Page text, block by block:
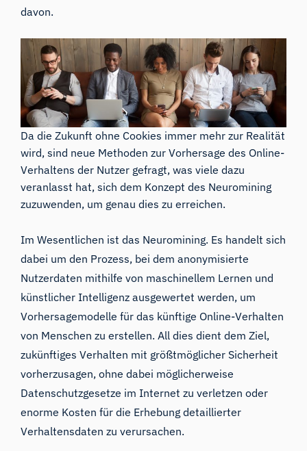
davon.
Da die Zukunft ohne Cookies immer mehr zur Realität
wird, sind neue Methoden zur Vorhersage des Online-
Verhaltens der Nutzer gefragt, was viele dazu
veranlasst hat, sich dem Konzept des Neuromining
zuzuwenden, um genau dies zu erreichen.
Im Wesentlichen ist das Neuromining. Es handelt sich
dabei um den Prozess, bei dem anonymisierte
Nutzerdaten mithilfe von maschinellem Lernen und
künstlicher Intelligenz ausgewertet werden, um
Vorhersagemodelle für das künftige Online-Verhalten
von Menschen zu erstellen. All dies dient dem Ziel,
zukünftiges Verhalten mit größtmöglicher Sicherheit
vorherzusagen, ohne dabei möglicherweise
Datenschutzgesetze im Internet zu verletzen oder
enorme Kosten für die Erhebung detaillierter
Verhaltensdaten zu verursachen.